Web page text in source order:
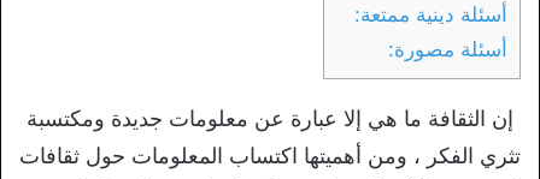
أسئلة دينية ممتعة:
أسئلة مصورة:
إن الثقافة ما هي إلا عبارة عن معلومات جديدة ومكتسبة
تثري الفكر ، ومن أهميتها اكتساب المعلومات حول ثقافات